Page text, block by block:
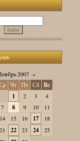
2007 »
Чт Пт Сб Вс
1
2 3
4
7 8 9 10
11
14 15 16 17
18
21 22 23 24
25